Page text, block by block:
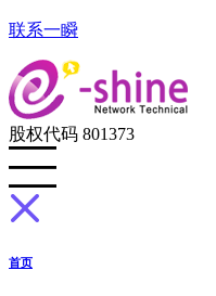
联系一瞬
股权代码 801373
首页